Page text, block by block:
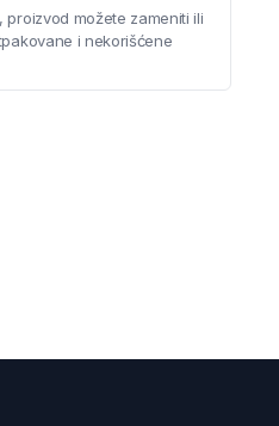
možete zameniti ili
i nekorišćene